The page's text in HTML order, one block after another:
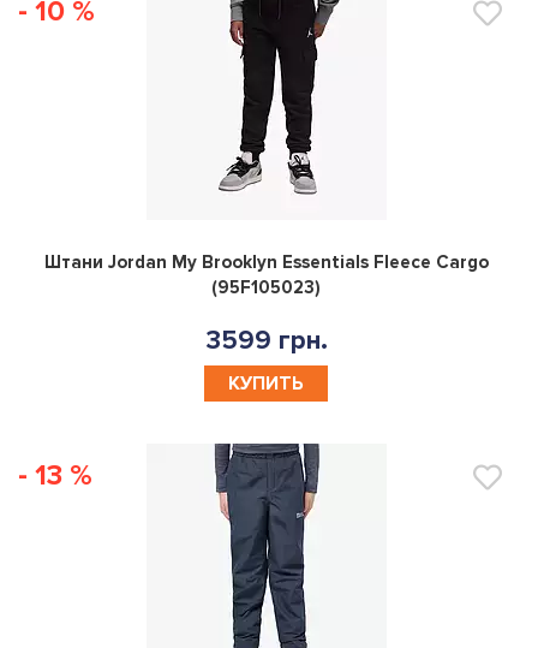
- 10 %
0
Штани Jordan My Brooklyn Essentials Fleece Cargo
(95F105023)
3599 грн.
КУПИТЬ
- 13 %